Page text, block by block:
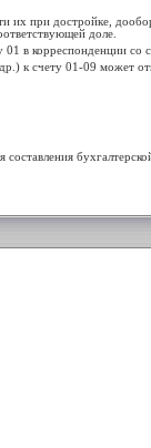
их при достройке,
доле.
01 в корреспонденции со
к счету 01-09 может